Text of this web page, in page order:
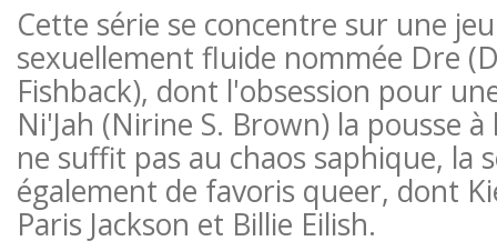
Cette série se concentre sur une
sexuellement fluide nommée Dre
Fishback), dont l'obsession pour
Ni'Jah (Nirine S. Brown) la pousse à
ne suffit pas au chaos saphique, la
également de favoris queer, dont
Paris Jackson et Billie Eilish.